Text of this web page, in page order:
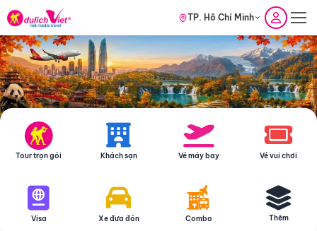
TP. Hồ Chí Minh
Tour trọn gói Khách sạn Vé máy bay Vé vui chơi
Visa Xe đưa đón Combo Thêm